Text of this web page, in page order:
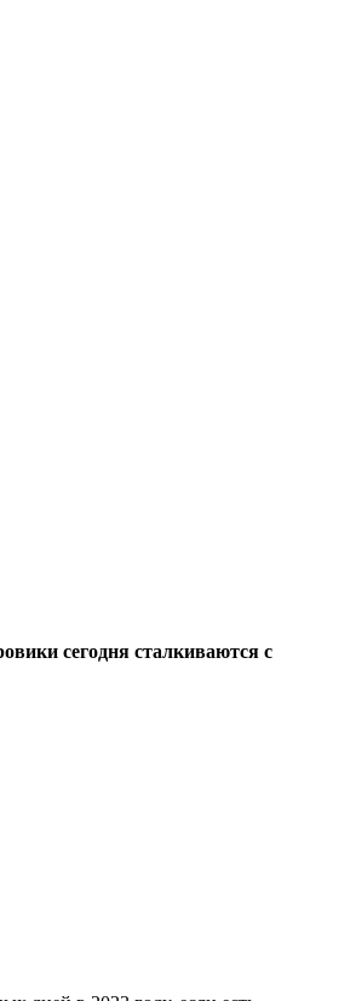
сегодня сталкиваются с